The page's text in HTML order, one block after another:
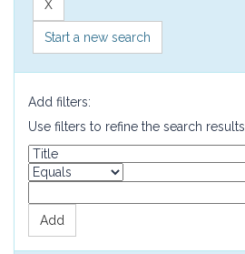
Start a new search
Add filters:
Use filters to refine the search results.